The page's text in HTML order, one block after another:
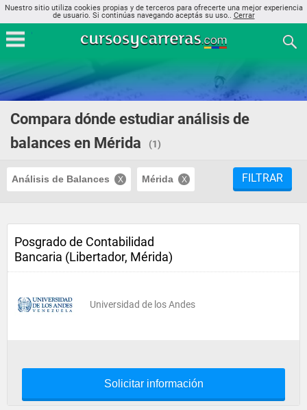
Nuestro sitio utiliza cookies propias y de terceros para ofrecerte una mejor experiencia
de usuario. Si continúas navegando aceptás su uso.. Cerrar
Compara dónde estudiar análisis de
balances en Mérida
(1)
Análisis de Balances Mérida FILTRAR
Posgrado de Contabilidad
Bancaria (Libertador, Mérida)
Universidad de los Andes
Solicitar información